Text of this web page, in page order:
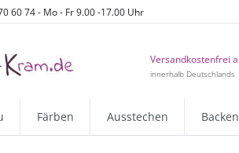
60 74 - Mo - Fr 9.00 -17.00 Uhr
Versandkostenfrei
innerhalb Deutschlands
Färben Ausstechen Backen